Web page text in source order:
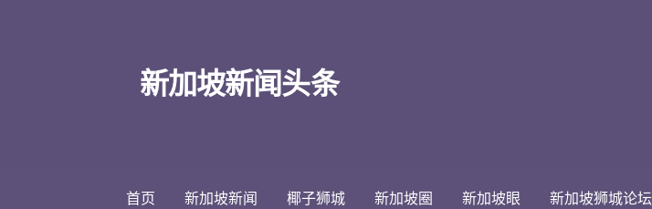
新加坡新闻头条
首页 新加坡新闻 椰子狮城 新加坡圈 新加坡眼 新加坡狮城论坛